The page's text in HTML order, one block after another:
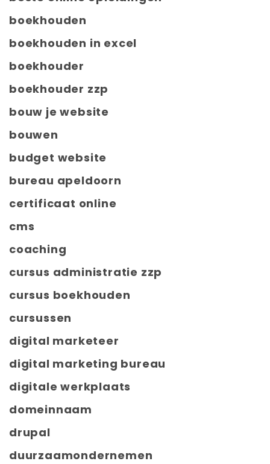
boekhouden
boekhouden in excel
boekhouder
boekhouder zzp
bouw je website
bouwen
budget website
bureau apeldoorn
certificaat online
cms
coaching
cursus administratie zzp
cursus boekhouden
cursussen
digital marketeer
digital marketing bureau
digitale werkplaats
domeinnaam
drupal
duurzaamondernemen